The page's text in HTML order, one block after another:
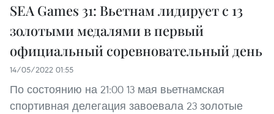
SEA Games 31: Вьетнам лидирует с 13
золотыми медалями в первый
официальный соревновательный день
14/05/2022 01:55
По состоянию на 21:00 13 мая вьетнамская
спортивная делегация завоевала 23 золотые